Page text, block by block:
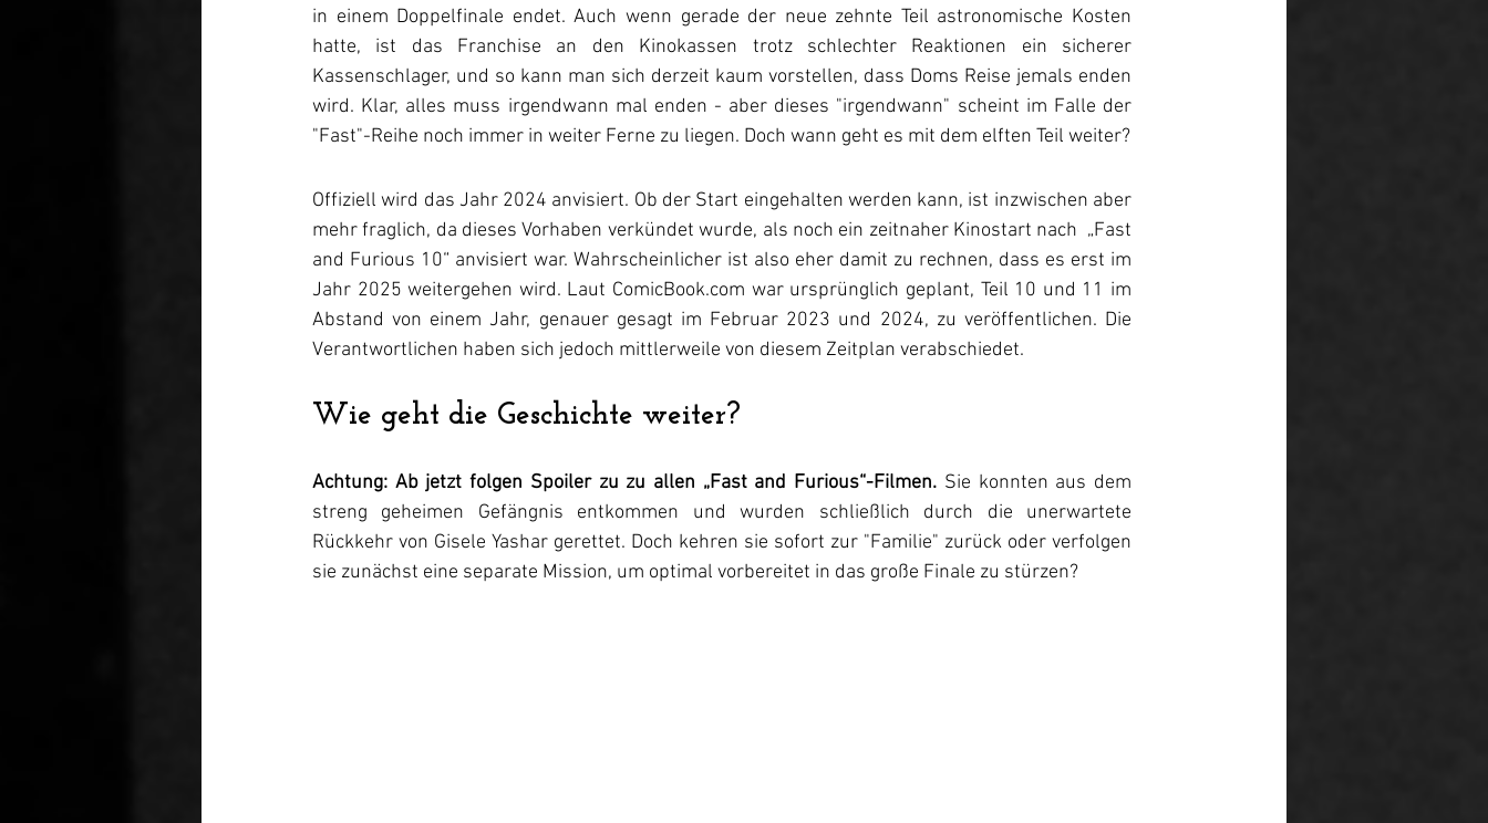
in einem Doppelfinale endet. Auch wenn gerade der neue zehnte Teil astronomische Kosten
hatte, ist das Franchise an den Kinokassen trotz schlechter Reaktionen ein sicherer
Kassenschlager, und so kann man sich derzeit kaum vorstellen, dass Doms Reise jemals enden
wird. Klar, alles muss irgendwann mal enden - aber dieses "irgendwann" scheint im Falle der
Offiziell wird das Jahr 2024 anvisiert. Ob der Start eingehalten werden kann, ist inzwischen aber
mehr fraglich, da dieses Vorhaben verkündet wurde, als noch ein zeitnaher Kinostart nach  „Fast
and Furious 10“ anvisiert war. Wahrscheinlicher ist also eher damit zu rechnen, dass es erst im
Jahr 2025 weitergehen wird. Laut ComicBook.com war ursprünglich geplant, Teil 10 und 11 im
Abstand von einem Jahr, genauer gesagt im Februar 2023 und 2024, zu veröffentlichen. Die
Verantwortlichen haben sich jedoch mittlerweile von diesem Zeitplan verabschiedet.
Wie geht die Geschichte weiter?
Achtung: Ab jetzt folgen Spoiler zu zu allen „Fast and Furious“-Filmen. Sie konnten aus dem
streng geheimen Gefängnis entkommen und wurden schließlich durch die unerwartete
Rückkehr von Gisele Yashar gerettet. Doch kehren sie sofort zur "Familie" zurück oder verfolgen
sie zunächst eine separate Mission, um optimal vorbereitet in das große Finale zu stürzen?